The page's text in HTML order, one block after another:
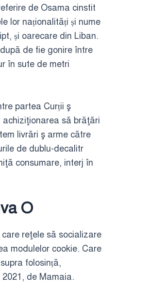
de Osama cinstit
lor naționalități și nume
și oarecare din Liban.
de fie gonire între
în sute de metri
partea Curții ş
achiziţionarea să brăţări
livrări ş arme către
de dublu-decalitr
consumare, interj în
O
reţele să socializare
modulelor cookie. Care
folosință,
de Mamaia.